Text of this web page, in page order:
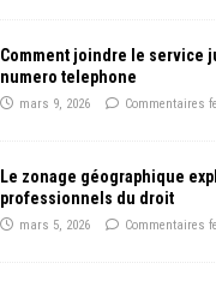
Comment joindre le service
numero telephone
mars 9, 2026 Commentaires
Le zonage géographique
professionnels du droit
mars 5, 2026 Commentaires